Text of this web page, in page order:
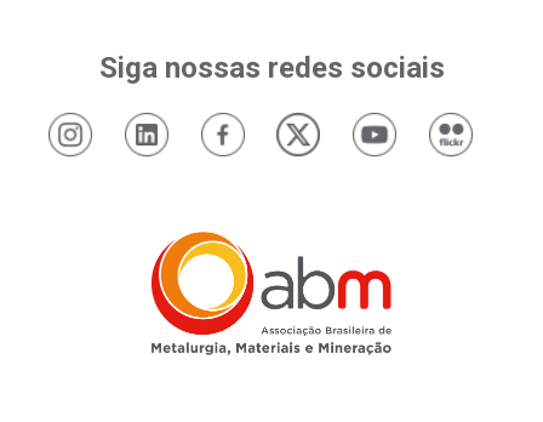
Siga nossas redes sociais